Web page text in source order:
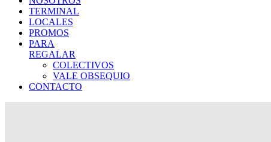
TERMINAL
LOCALES
PROMOS
PARA
REGALAR
COLECTIVOS
VALE OBSEQUIO
CONTACTO